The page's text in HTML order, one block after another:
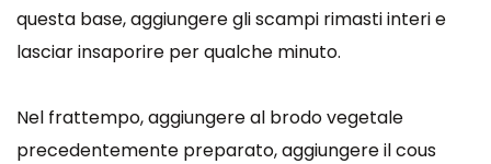
questa base, aggiungere gli scampi rimasti interi e
lasciar insaporire per qualche minuto.
Nel frattempo, aggiungere al brodo vegetale
precedentemente preparato, aggiungere il cous